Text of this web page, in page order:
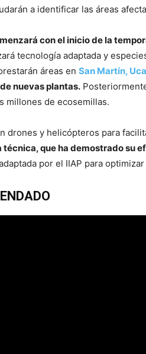
a identificar las áreas
con el inicio de la
tecnología adaptada y
áreas en San Martín,
nuevas plantas.
millones de ecosemillas.
drones y helicópteros para
técnica, que ha demostrado su
por el IIAP para